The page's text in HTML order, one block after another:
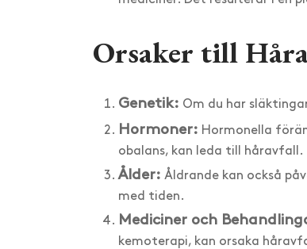
Orsaker till
Genetik: Om du har
Hormoner: Hormonella
obalans, kan leda till håravfall.
Ålder: Åldrande kan också
med tiden.
Mediciner och
kemoterapi, kan orsaka